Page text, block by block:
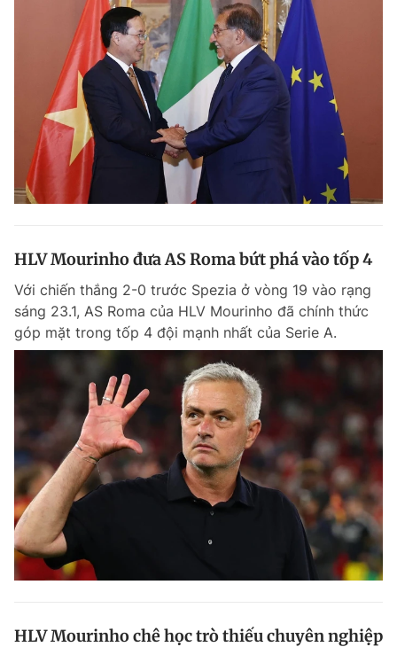
Theo dõi báo trên
Hotline
0906 645 777
Liên hệ quảng cáo
0908 780 404
Đặt báo Quảng cáo RSS Chính sách bảo
Tổng biên tập: Nguyễn Ngọc Toàn
Tổng thư ký tòa soạn: Đức Trung
Giấy phép xuất bản số 110/GP - BTTTT cấp ngày 24.3.2020
© 2003-2026 Bản quyền thuộc về Báo Thanh Niên. Cấm sao chép
dưới mọi hình thức nếu không có sự chấp thuận bằng văn bản.
Phát triển bởi ePi Technologies, JSC.
HLV Mourinho đưa AS Roma bứt phá vào tốp 4
Với chiến thắng 2-0 trước Spezia ở vòng 19 vào rạng
sáng 23.1, AS Roma của HLV Mourinho đã chính thức
góp mặt trong tốp 4 đội mạnh nhất của Serie A.
HLV Mourinho chê học trò thiếu chuyên nghiệp